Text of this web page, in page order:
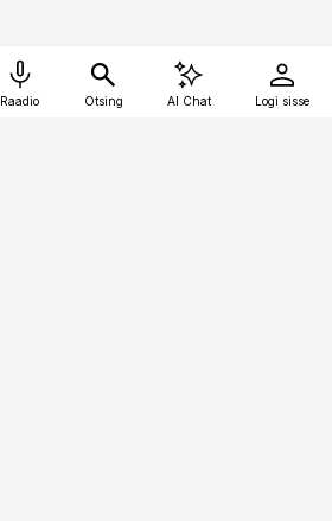
Raadio Otsing AI Chat Logi sisse